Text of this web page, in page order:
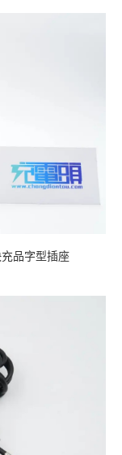
充品字型插座